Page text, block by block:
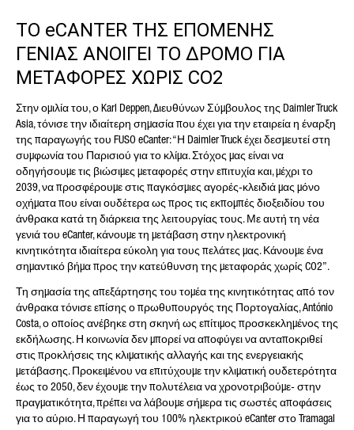
ΤΟ eCANTER ΤΗΣ ΕΠΟΜΕΝΗΣ
ΓΕΝΙΑΣ ΑΝΟΙΓΕΙ ΤΟ ΔΡΟΜΟ ΓΙΑ
ΜΕΤΑΦΟΡΕΣ ΧΩΡΙΣ CO2
Στην ομιλία του, ο Karl Deppen, Διευθύνων Σύμβουλος της Daimler Truck
Asia, τόνισε την ιδιαίτερη σημασία που έχει για την εταιρεία η έναρξη
της παραγωγής του FUSO eCanter: “Η Daimler Truck έχει δεσμευτεί στη
συμφωνία του Παρισιού για το κλίμα. Στόχος μας είναι να
οδηγήσουμε τις βιώσιμες μεταφορές στην επιτυχία και, μέχρι το
2039, να προσφέρουμε στις παγκόσμιες αγορές-κλειδιά μας μόνο
οχήματα που είναι ουδέτερα ως προς τις εκπομπές διοξειδίου του
άνθρακα κατά τη διάρκεια της λειτουργίας τους. Με αυτή τη νέα
γενιά του eCanter, κάνουμε τη μετάβαση στην ηλεκτρονική
κινητικότητα ιδιαίτερα εύκολη για τους πελάτες μας. Κάνουμε ένα
σημαντικό βήμα προς την κατεύθυνση της μεταφοράς χωρίς CO2”.
Τη σημασία της απεξάρτησης του τομέα της κινητικότητας από τον
άνθρακα τόνισε επίσης ο πρωθυπουργός της Πορτογαλίας, António
Costa, ο οποίος ανέβηκε στη σκηνή ως επίτιμος προσκεκλημένος της
εκδήλωσης. Η κοινωνία δεν μπορεί να αποφύγει να ανταποκριθεί
στις προκλήσεις της κλιματικής αλλαγής και της ενεργειακής
μετάβασης. Προκειμένου να επιτύχουμε την κλιματική ουδετερότητα
έως το 2050, δεν έχουμε την πολυτέλεια να χρονοτριβούμε- στην
πραγματικότητα, πρέπει να λάβουμε σήμερα τις σωστές αποφάσεις
για το αύριο. Η παραγωγή του 100% ηλεκτρικού eCanter στο Tramagal